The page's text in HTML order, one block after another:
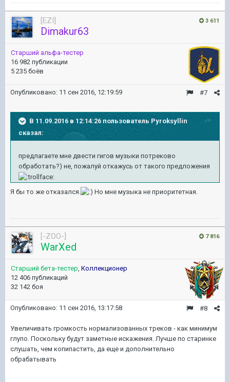
3 611
[EZI]
Dimakur63
Старший альфа-тестер
16 982 публикации
5 235 боёв
#7
Опубликовано: 11 сен 2016, 12:19:59
В 11.09.2016 в 12:14:26 пользователь Pyroksyllin
сказал:
предлагаете мне двести гигов музыки потреково
обработать?) не, пожалуй откажусь от такого предложения
Я бы то же отказался. Но мне музыка не приоритетная.
7 816
[-ZOO-]
WarXed
Старший бета-тестер, Коллекционер
12 406 публикаций
32 142 боя
#8
Опубликовано: 11 сен 2016, 13:17:58
Увеличивать громкость нормализованных треков - как минимум
глупо. Поскольку будут заметные искажения. Лучше по старинке
слушать, чем копипастить, да еще и дополнительно
обрабатывать